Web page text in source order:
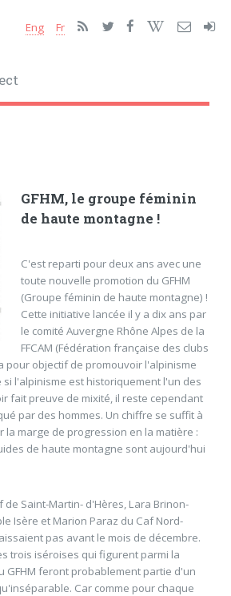
Eng Fr
GFHM, le groupe féminin
de haute montagne !
C'est reparti pour deux ans avec une
toute nouvelle promotion du GFHM
(Groupe féminin de haute montagne) !
Cette initiative lancée il y a dix ans par
le comité Auvergne Rhône Alpes de la
FFCAM (Fédération française des clubs
pour objectif de promouvoir l'alpinisme
si l'alpinisme est historiquement l'un des
fait preuve de mixité, il reste cependant
par des hommes. Un chiffre se suffit à
la marge de progression en la matière :
de haute montagne sont aujourd'hui
de Saint-Martin- d'Hères, Lara Brinon-
Isère et Marion Paraz du Caf Nord-
pas avant le mois de décembre.
trois iséroises qui figurent parmi la
GFHM feront probablement partie d'un
Car comme pour chaque